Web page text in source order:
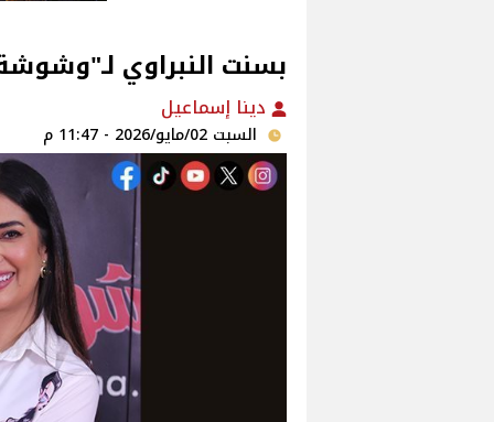
بسنت النبراوي
دينا إسماعيل
السبت 02/مايو/2026 - 11:47 م